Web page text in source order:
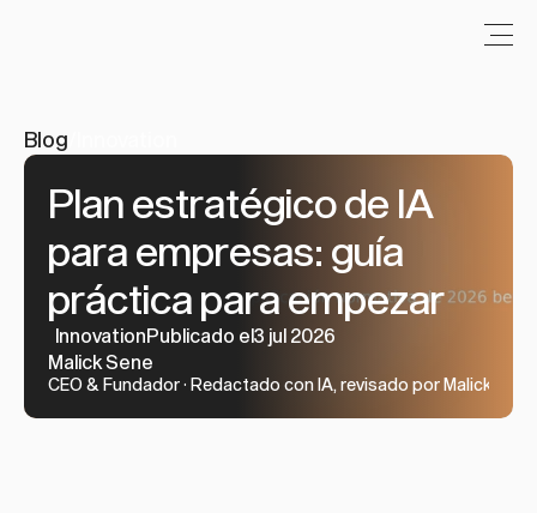
Blog
Plan estratégico de IA
para empresas: guía
práctica para empezar
InnovationPublicado el3 jul 2026
Malick Sene
CEO & Fundador · Redactado con IA, revisado por Malick Sene